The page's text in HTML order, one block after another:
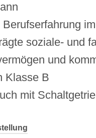
soziale- und
und
Klasse B
mit